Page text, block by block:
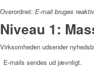
Overordnet: E-mail bruges
Niveau 1:
Virksomheden udsender
E-mails sendes ud jævnligt.